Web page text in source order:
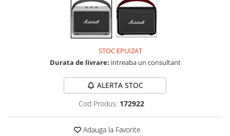
STOC EPUIZAT
Durata de livrare: intreaba un consultant
ALERTA STOC
Cod Produs: 172922
Adauga la Favorite